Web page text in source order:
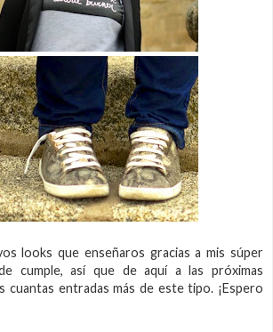
looks que enseñaros gracias a mis súper
cumple, así que de aquí a las próximas
cuantas entradas más de este tipo. ¡Espero